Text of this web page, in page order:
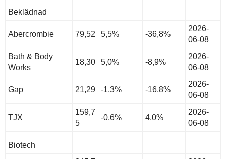
Beklädnad
Abercrombie 79,52 5,5% -36,8%
2026-
06-08
Bath & Body
Works
18,30 5,0% -8,9%
2026-
06-08
Gap 21,29 -1,3% -16,8%
2026-
06-08
TJX
159,7
5
-0,6% 4,0%
2026-
06-08
Biotech